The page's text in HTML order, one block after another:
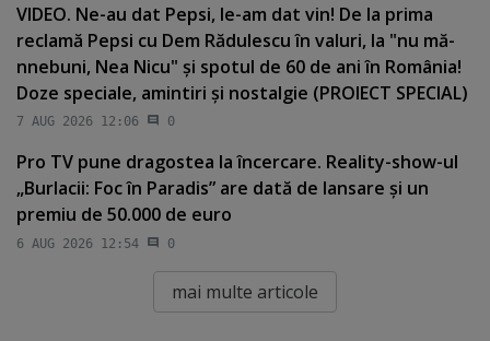
VIDEO. Ne-au dat Pepsi, le-am dat vin! De la prima
reclamă Pepsi cu Dem Rădulescu în valuri, la "nu mă-
nnebuni, Nea Nicu" şi spotul de 60 de ani în România!
Doze speciale, amintiri şi nostalgie (PROIECT SPECIAL)
7 AUG 2026 12:06 0
Pro TV pune dragostea la încercare. Reality-show-ul
„Burlacii: Foc în Paradis” are dată de lansare şi un
premiu de 50.000 de euro
6 AUG 2026 12:54 0
mai multe articole